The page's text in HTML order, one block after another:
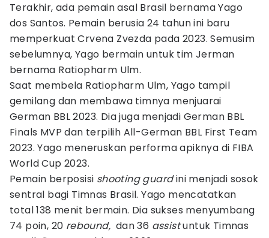
Terakhir, ada pemain asal Brasil bernama Yago
dos Santos. Pemain berusia 24 tahun ini baru
memperkuat Crvena Zvezda pada 2023. Semusim
sebelumnya, Yago bermain untuk tim Jerman
bernama Ratiopharm Ulm.
Saat membela Ratiopharm Ulm, Yago tampil
gemilang dan membawa timnya menjuarai
German BBL 2023. Dia juga menjadi German BBL
Finals MVP dan terpilih All-German BBL First Team
2023. Yago meneruskan performa apiknya di FIBA
World Cup 2023.
Pemain berposisi shooting guardini menjadi sosok
sentral bagi Timnas Brasil. Yago mencatatkan
total 138 menit bermain. Dia sukses menyumbang
74 poin, 20 rebound, dan 36 assistuntuk Timnas